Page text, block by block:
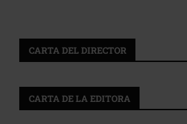
CARTA DEL DIRECTOR
CARTA DE LA EDITORA